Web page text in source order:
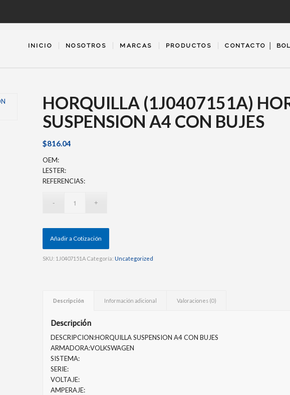
INICIO NOSOTROS MARCAS PRODUCTOS CONTACTO │
HORQUILLA (1J0407151A)
SUSPENSION A4 CON BUJES
$816.04
OEM:
LESTER:
REFERENCIAS:
Añadir a Cotización
SKU: 1J0407151A Categoría: Uncategorized
Descripción Información adicional Valoraciones (0)
Descripción
DESCRIPCION:HORQUILLA SUSPENSION A4 CON BUJES
ARMADORA:VOLKSWAGEN
SISTEMA:
SERIE:
VOLTAJE:
AMPERAJE: